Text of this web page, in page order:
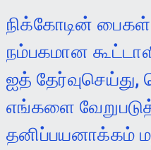
நிக்கோடின் பைகள்
நம்பகமான
ஐத் தேர்வுசெய்து,
எங்களை
தனிப்பயனாக்கம்